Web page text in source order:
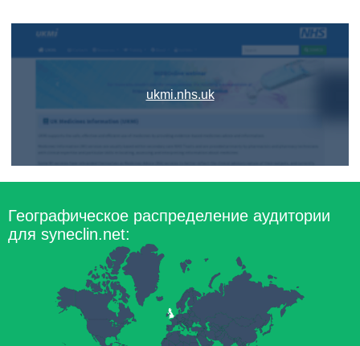
ukmi.nhs.uk
Географическое распределение аудитории
для syneclin.net: